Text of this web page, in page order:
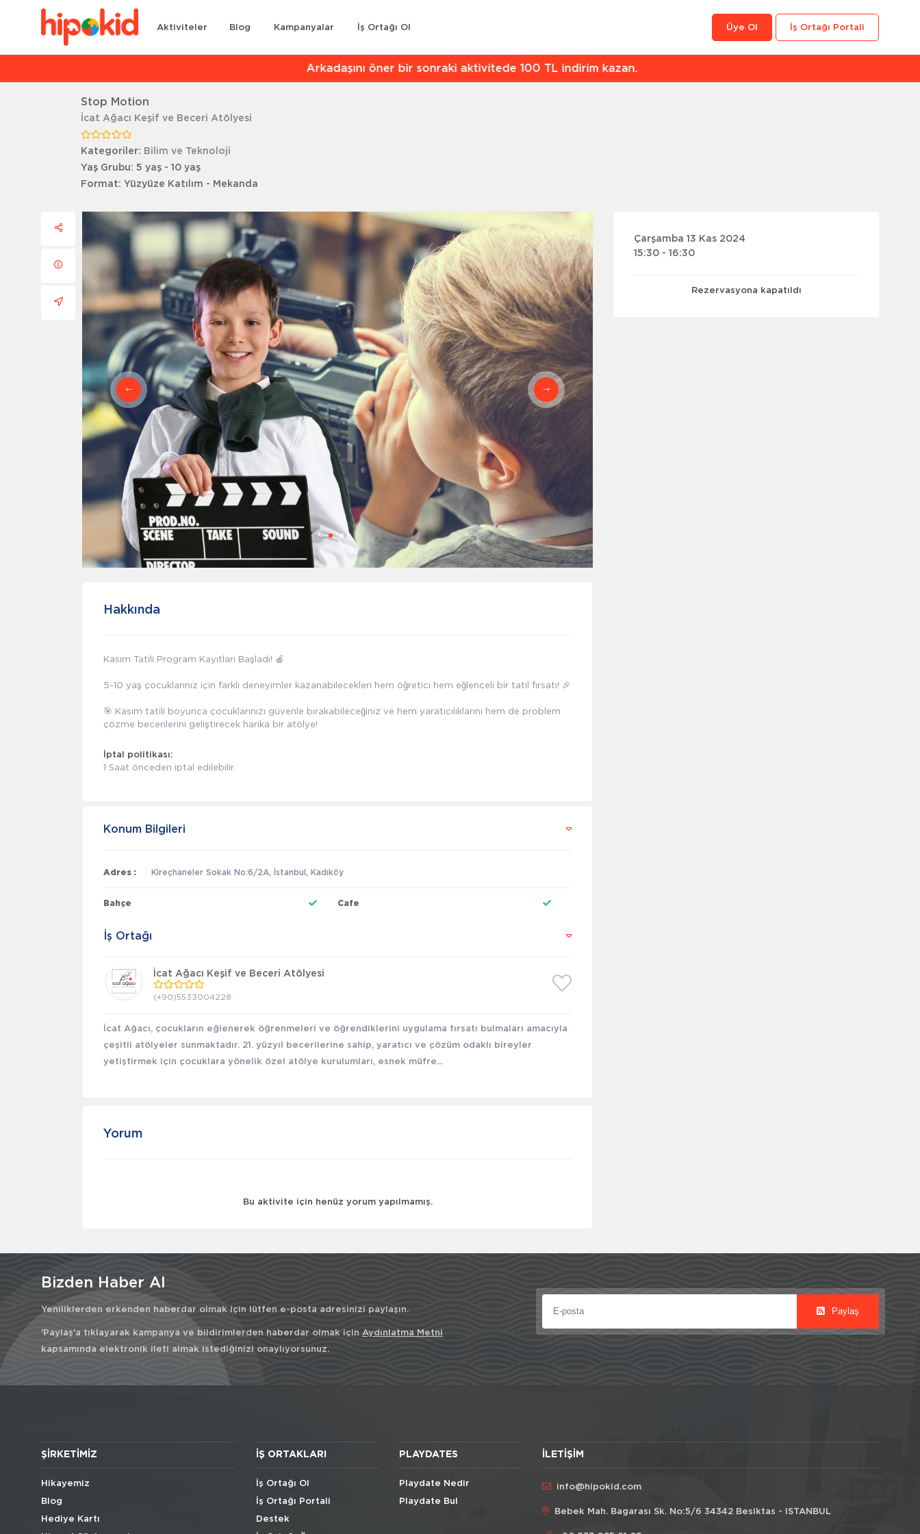
Aktiviteler Blog Kampanyalar İş Ortağı Ol İş Ortağı Portali
Üye Ol
Arkadaşını öner bir sonraki aktivitede 100 TL indirim kazan.
Stop Motion
İcat Ağacı Keşif ve Beceri Atölyesi
Kategoriler: Bilim ve Teknoloji
Yaş Grubu:5 yaş - 10 yaş
Format: Yüzyüze Katılım - Mekanda
Hakkında
Kasım Tatili Program Kayıtları Başladı! 🍎
5-10 yaş çocuklarınız için farklı deneyimler kazanabilecekleri hem öğretici hem eğlenceli bir tatil fırsatı! 🎉
🎯 Kasım tatili boyunca çocuklarınızı güvenle bırakabileceğiniz ve hem yaratıcılıklarını hem de problem
çözme becerilerini geliştirecek harika bir atölye!
İptal politikası:
1 Saat önceden iptal edilebilir.
Konum Bilgileri
Adres : Kireçhaneler Sokak No:6/2A, İstanbul, Kadıköy
Bahçe Cafe
İş Ortağı
İcat Ağacı Keşif ve Beceri Atölyesi
(+90)5533004228
İcat Ağacı, çocukların eğlenerek öğrenmeleri ve öğrendiklerini uygulama fırsatı bulmaları amacıyla
çeşitli atölyeler sunmaktadır. 21. yüzyıl becerilerine sahip, yaratıcı ve çözüm odaklı bireyler
yetiştirmek için çocuklara yönelik özel atölye kurulumları, esnek müfre...
Yorum
Bu aktivite için henüz yorum yapılmamış.
Çarşamba 13 Kas 2024
15:30 - 16:30
Rezervasyona kapatıldı
Bizden Haber Al
Yeniliklerden erkenden haberdar olmak için lütfen e-posta adresinizi paylaşın.
'Paylaş'a tıklayarak kampanya ve bildirimlerden haberdar olmak için Aydınlatma Metni
kapsamında elektronik ileti almak istediğinizi onaylıyorsunuz.
Paylaş
ŞIRKETIMIZ
Hikayemiz
Blog
Hediye Kartı
İŞ ORTAKLARI
İş Ortağı Ol
İş Ortağı Portali
Destek
PLAYDATES
Playdate Nedir
Playdate Bul
İLETIŞIM
info@hipokid.com
Bebek Mah. Bagarası Sk. No:5/6 34342 Besiktas - ISTANBUL